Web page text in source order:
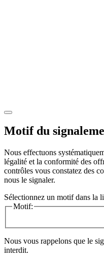
Motif du
Nous effectuons
légalité et la conformité des
contrôles vous constatez des
nous le signaler.
Sélectionnez un motif dans la
Motif:
Nous vous rappelons que le
interdit.